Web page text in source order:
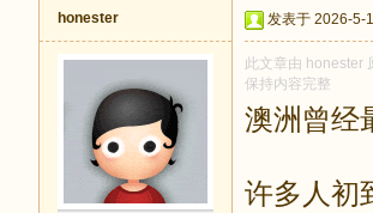
honester 发表于 2026-5-
此文章由 honester
保持内容完整
澳洲曾经
许多人初